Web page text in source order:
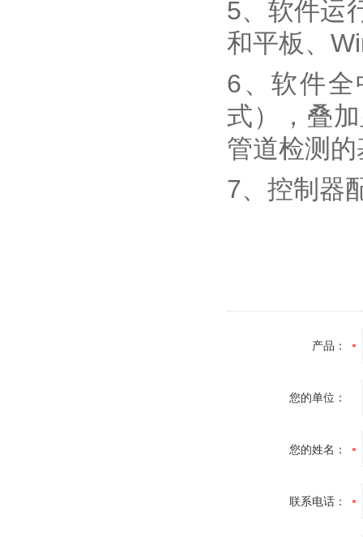
5、软件运
和平板、
6、软件
式），叠
管道检测
7、控制器
产品：
您的单位：
您的姓名：
联系电话：